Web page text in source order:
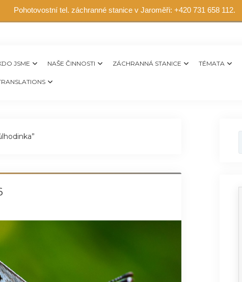
Pohotovostní tel. záchranné stanice v Jaroměři: +420 731 658 112.
JSME NAŠE ČINNOSTI ZÁCHRANNÁ STANICE TÉMATA